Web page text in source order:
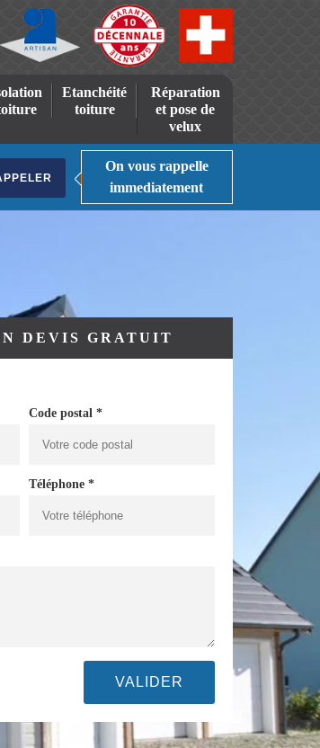
Etanchéité
toiture
Réparation
et pose de
velux
On vous rappelle
immediatement
DEVIS GRATUIT
Code postal *
Téléphone *